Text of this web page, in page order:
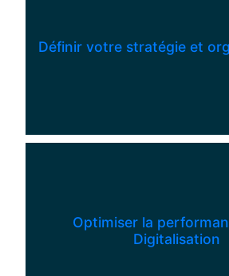
Définir votre stratégie et
Optimiser la
Digitalisation